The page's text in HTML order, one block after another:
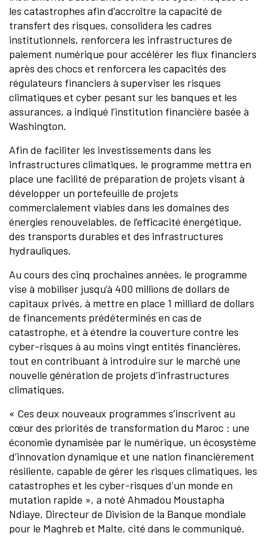
les catastrophes afin d’accroître la capacité de
transfert des risques, consolidera les cadres
institutionnels, renforcera les infrastructures de
paiement numérique pour accélérer les flux financiers
après des chocs et renforcera les capacités des
régulateurs financiers à superviser les risques
climatiques et cyber pesant sur les banques et les
assurances, a indiqué l’institution financière basée à
Washington.
Afin de faciliter les investissements dans les
infrastructures climatiques, le programme mettra en
place une facilité de préparation de projets visant à
développer un portefeuille de projets
commercialement viables dans les domaines des
énergies renouvelables, de l’efficacité énergétique,
des transports durables et des infrastructures
hydrauliques.
Au cours des cinq prochaines années, le programme
vise à mobiliser jusqu’à 400 millions de dollars de
capitaux privés, à mettre en place 1 milliard de dollars
de financements prédéterminés en cas de
catastrophe, et à étendre la couverture contre les
cyber-risques à au moins vingt entités financières,
tout en contribuant à introduire sur le marché une
nouvelle génération de projets d’infrastructures
climatiques.
« Ces deux nouveaux programmes s’inscrivent au
cœur des priorités de transformation du Maroc : une
économie dynamisée par le numérique, un écosystème
d’innovation dynamique et une nation financièrement
résiliente, capable de gérer les risques climatiques, les
catastrophes et les cyber-risques d’un monde en
mutation rapide », a noté Ahmadou Moustapha
Ndiaye, Directeur de Division de la Banque mondiale
pour le Maghreb et Malte, cité dans le communiqué.